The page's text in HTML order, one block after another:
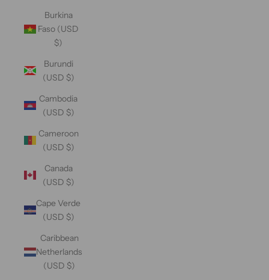
Burkina
Faso (USD
$)
Burundi
(USD $)
Cambodia
(USD $)
Cameroon
(USD $)
Canada
(USD $)
Cape Verde
(USD $)
Caribbean
Netherlands
(USD $)